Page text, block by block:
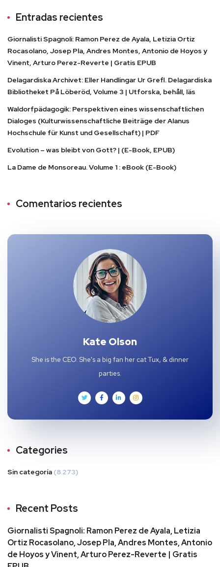
Entradas recientes
Giornalisti Spagnoli: Ramon Perez de Ayala, Letizia Ortiz
Rocasolano, Josep Pla, Andres Montes, Antonio de Hoyos y
Vinent, Arturo Perez-Reverte | Gratis EPUB
Delagardiska Archivet: Eller Handlingar Ur Grefl. Delagardiska
Bibliotheket På Löberöd, Volume 3 | Utforska, behåll, läs
Waldorfpädagogik: Perspektiven eines wissenschaftlichen
Dialoges (Kulturwissenschaftliche Beiträge der Alanus
Hochschule für Kunst und Gesellschaft) | PDF
Evolution – was bleibt von Gott? | (E-Book, EPUB)
La Dame de Monsoreau. Volume 1 : eBook (E-Book)
Comentarios recientes
Kate Olson
She is the CEO. She's a big fan her cat Tux, & dinner
parties.
Categories
Sin categoría (8.273)
Recent Posts
Giornalisti Spagnoli: Ramon Perez de Ayala, Letizia
Ortiz Rocasolano, Josep Pla, Andres Montes, Antonio
de Hoyos y Vinent, Arturo Perez-Reverte | Gratis